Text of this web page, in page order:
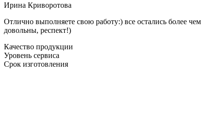
Ирина Криворотова
Отлично выполняете свою работу:) все остались более чем
довольны, респект!)
Качество продукции
Уровень сервиса
Срок изготовления